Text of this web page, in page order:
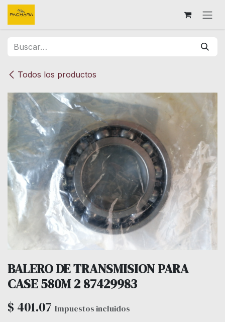
Ir al contenido
Todos los productos
BALERO DE TRANSMISION PARA
CASE 580M 2 87429983
$ 401.07 Impuestos incluidos